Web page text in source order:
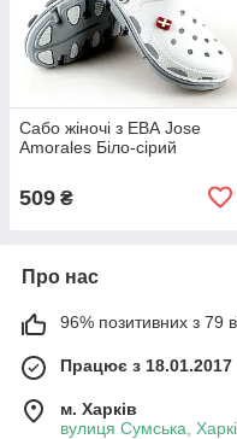
Сабо жіночі з ЕВА Jose
Amorales Біло-сірий
509 ₴
Про нас
96% позитивних з 79
Працює з 18.01.2017
м. Харків
вулиця Сумська,